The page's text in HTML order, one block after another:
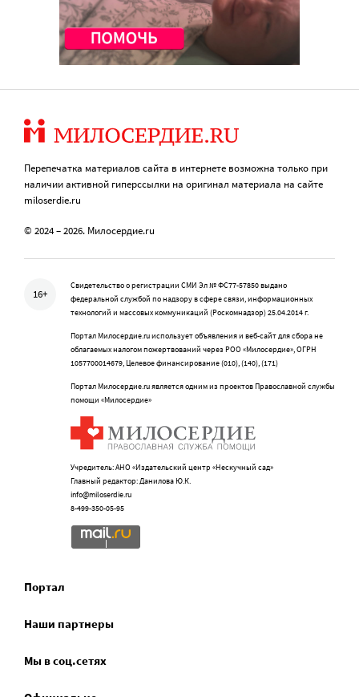
Перепечатка материалов сайта в интернете возможна только при
наличии активной гиперссылки на оригинал материала на сайте
miloserdie.ru
© 2024 – 2026. Милосердие.ru
16+
Свидетельство о регистрации СМИ Эл № ФС77-57850 выдано
федеральной службой по надзору в сфере связи, информационных
технологий и массовых коммуникаций (Роскомнадзор) 25.04.2014 г.
Портал Милосердие.ru использует объявления и веб-сайт для сбора не
облагаемых налогом пожертвований через РОО «Милосердие», ОГРН
1057700014679, Целевое финансирование (010), (140), (171)
Портал Милосердие.ru является одним из проектов Православной службы
помощи «Милосердие»
Учредитель: АНО «Издательский центр «Нескучный сад»
Главный редактор: Данилова Ю.К.
info@miloserdie.ru
8-499-350-05-95
Портал
Наши партнеры
Мы в соц.сетях